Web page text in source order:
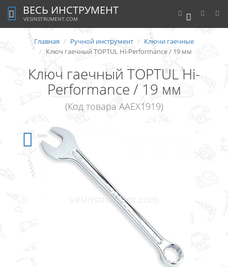
0
ВЕСЬ ИНСТРУМЕНТ
VESINSTRUMENT.COM
Главная Ручной инструмент
Ключи гаечные
Ключ гаечный TOPTUL Hi-Performance / 19 мм
Ключ гаечный TOPTUL Hi-
Performance / 19 мм
(Код товара AAEX1919)